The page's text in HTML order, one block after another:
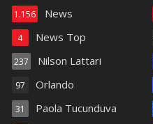
News
1.156
News Top
4
Nilson Lattari
237
Orlando
97
Paola Tucunduva
31